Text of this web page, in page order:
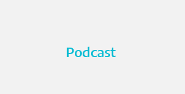
Podcast